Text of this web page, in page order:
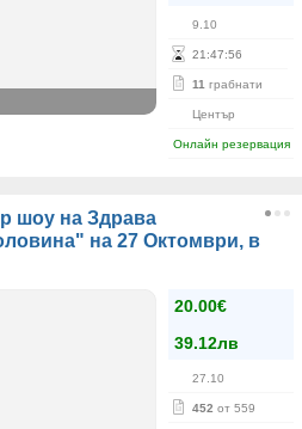
9.10
21 :47:56
11 грабнати
Център
Онлайн резервация
шоу на Здрава
на 27 Октомври, в
20.00€
39.12лв
27.10
452 от 559